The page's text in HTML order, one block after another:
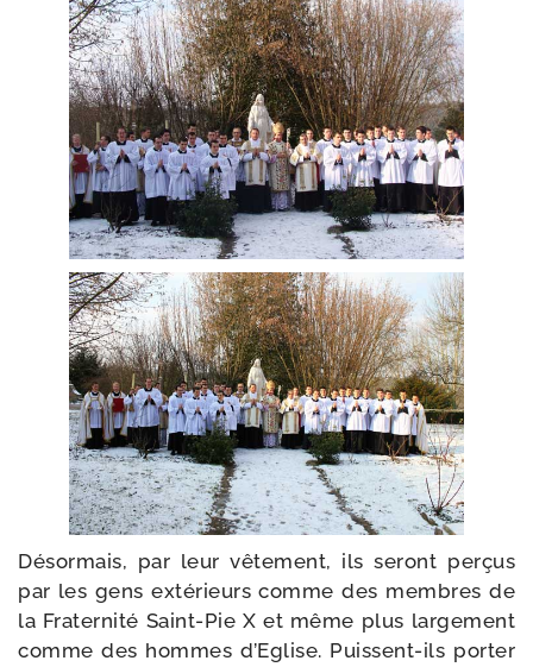
Désormais, par leur vête­ment, ils seront per­çus
par les gens exté­rieurs comme des membres de
la Fraternité Saint-​Pie X et même plus lar­ge­ment
comme des hommes d’Eglise. Puissent-​ils por­ter